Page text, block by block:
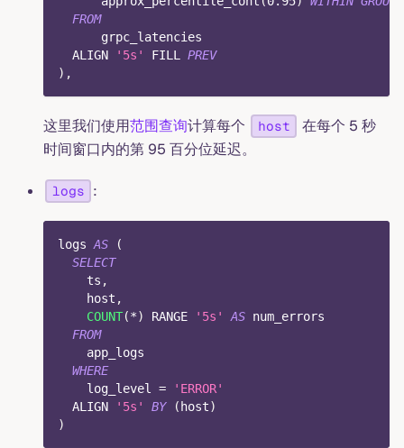
FROM
      grpc_latencies
  ALIGN
'5s' FILL PREV
) ,
这里我们使用范围查询计算每个 host
在每个 5 秒
时间窗口内的第 95 百分位延迟。
logs :
logs AS
(
SELECT
    ts
,
    host
,
COUNT(*) RANGE '5s' AS num_errors
FROM
    app_logs
WHERE
    log_level
=
'ERROR'
  ALIGN
'5s' BY ( host)
)